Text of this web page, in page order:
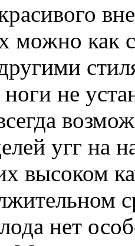
можно как
не
угг на
высоком
нет